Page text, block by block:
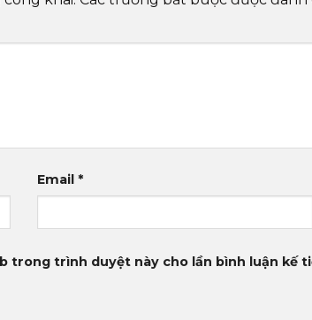
Email*
trong trình duyệt này cho lần bình luận kế